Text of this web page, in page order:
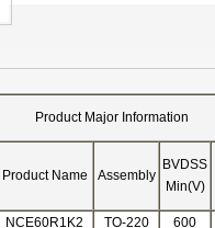
Product Major Information
Product Name Assembly
BVDSS
Min(V)
NCE60R1K2 TO-220 600